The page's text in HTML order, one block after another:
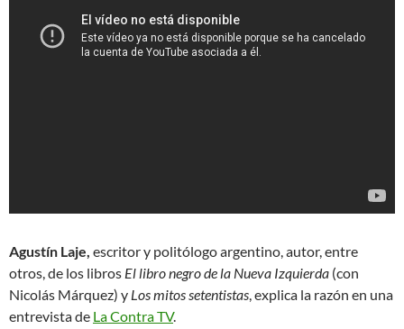
Agustín Laje, escritor y politólogo argentino, autor, entre
otros, de los libros El libro negro de la Nueva Izquierda (con
Nicolás Márquez) y Los mitos setentistas, explica la razón en una
entrevista de La Contra TV.